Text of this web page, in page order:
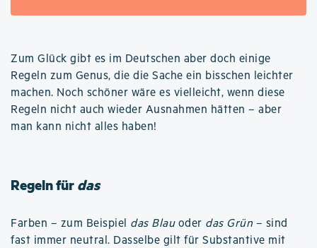
Zum Glück gibt es im Deutschen aber doch einige
Regeln zum Genus, die die Sache ein bisschen leichter
machen. Noch schöner wäre es vielleicht, wenn diese
Regeln nicht auch wieder Ausnahmen hätten – aber
man kann nicht alles haben!
Regeln fürdas
Farben – zum Beispiel das Blauoder das Grün – sind
fast immer neutral. Dasselbe gilt für Substantive mit